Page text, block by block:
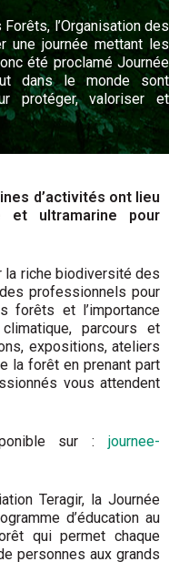
l’Organisation des
une journée mettant les
été proclamé Journée
dans le monde sont
protéger, valoriser et
d’activités ont lieu
et ultramarine pour
la riche biodiversité des
professionnels pour
forêts et l’importance
parcours et
expositions, ateliers
la forêt en prenant part
vous attendent
sur : journee-
Teragir, la Journée
d’éducation au
qui permet chaque
personnes aux grands